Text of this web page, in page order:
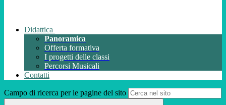
Didattica
Panoramica
Offerta formativa
I progetti delle classi
Percorsi Musicali
Contatti
Campo di ricerca per le pagine del sito